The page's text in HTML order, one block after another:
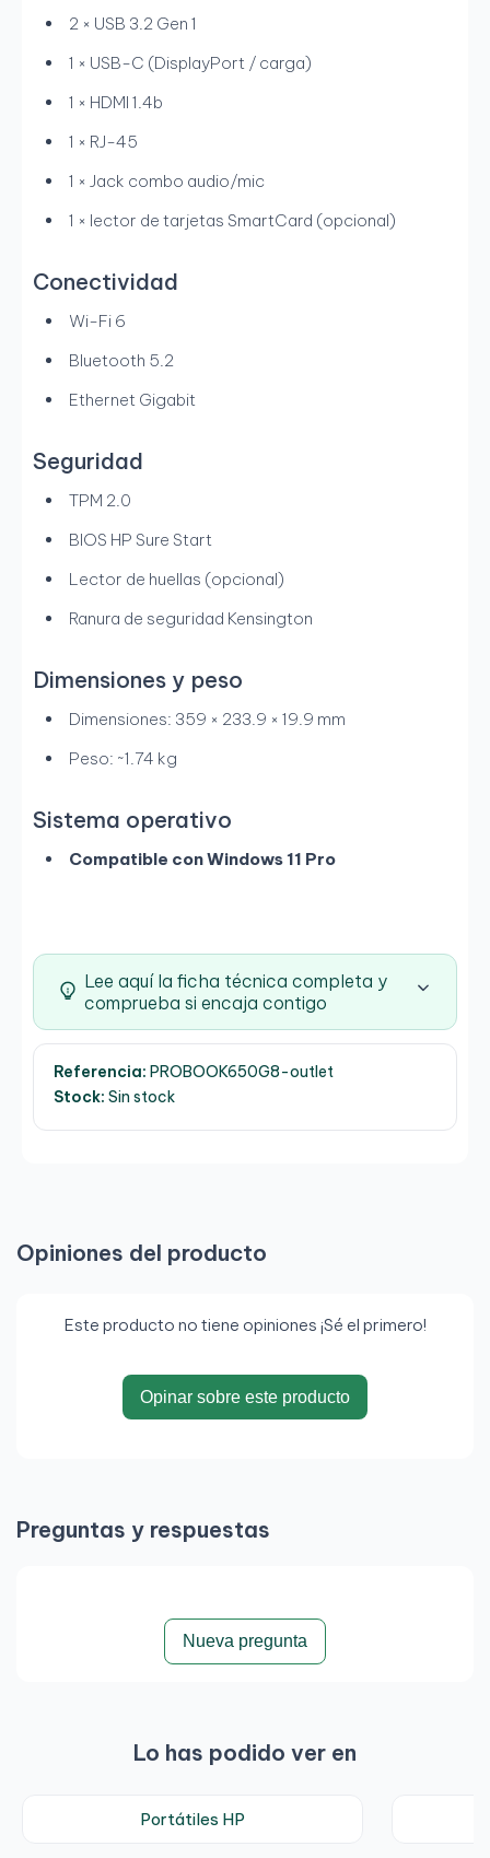
2 × USB 3.2 Gen 1
1 × USB-C (DisplayPort / carga)
1 × HDMI 1.4b
1 × RJ-45
1 × Jack combo audio/mic
1 × lector de tarjetas SmartCard (opcional)
Conectividad
Wi-Fi 6
Bluetooth 5.2
Ethernet Gigabit
Seguridad
TPM 2.0
BIOS HP Sure Start
Lector de huellas (opcional)
Ranura de seguridad Kensington
Dimensiones y peso
Dimensiones: 359 × 233.9 × 19.9 mm
Peso: ~1.74 kg
Sistema operativo
Compatible con Windows 11 Pro
Lee aquí la ficha técnica completa y
comprueba si encaja contigo
Referencia: PROBOOK650G8-outlet
Stock: Sin stock
Opiniones del producto
Este producto no tiene opiniones ¡Sé el primero!
Opinar sobre este producto
Preguntas y respuestas
Nueva pregunta
Lo has podido ver en
Portátiles HP